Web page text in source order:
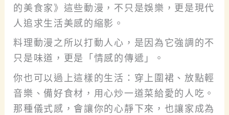
的美食家》這些動漫，不只是娛樂，更是現代
人追求生活美感的縮影。
料理動漫之所以打動人心，是因為它強調的不
只是味道，更是「情感的傳遞」。
你也可以過上這樣的生活：穿上圍裙、放點輕
音樂、備好食材，用心炒一道菜給愛的人吃。
那種儀式感，會讓你的心靜下來，也讓家成為